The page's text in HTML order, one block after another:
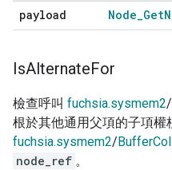
payload Node_Get
IsAlternateFor
檢查呼叫 fuchsia.sysmem2/
根於其他通用父項的子項權
fuchsia.sysmem2/
node_ref 。